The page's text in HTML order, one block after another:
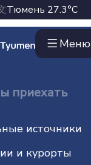
Тюмень 27.3°C
Меню
приехать
источники
и курорты